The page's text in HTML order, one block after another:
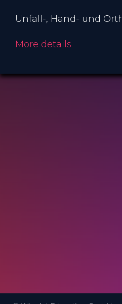
Unfall-, Hand- und
More details